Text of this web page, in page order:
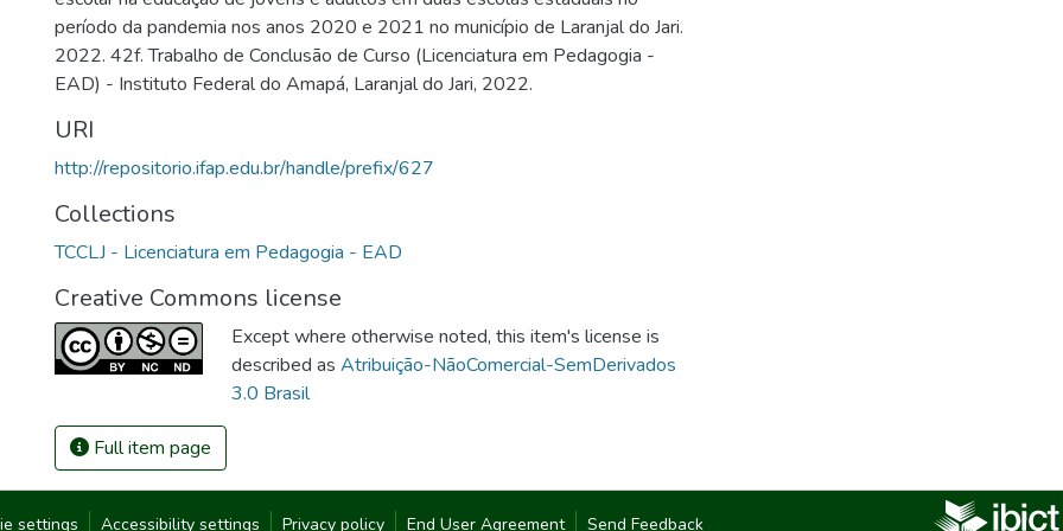
período da pandemia nos anos 2020 e 2021 no município de Laranjal do Jari.
2022. 42f. Trabalho de Conclusão de Curso (Licenciatura em Pedagogia -
EAD) - Instituto Federal do Amapá, Laranjal do Jari, 2022.
URI
http://repositorio.ifap.edu.br/handle/prefix/627
Collections
TCCLJ - Licenciatura em Pedagogia - EAD
Creative Commons license
Except where otherwise noted, this item's license is
described as Atribuição-NãoComercial-SemDerivados
3.0 Brasil
Full item page
settings Accessibility settings Privacy policy End User Agreement Send Feedback